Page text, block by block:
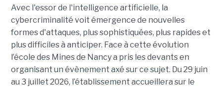
Avec l'essor de l'intelligence artificielle, la
cybercriminalité voit émergence de nouvelles
formes d'attaques, plus sophistiquées, plus rapides et
plus difficiles à anticiper. Face à cette évolution
l’école des Mines de Nancy a pris les devants en
organisant un évènement axé sur ce sujet. Du 29 juin
au 3 juillet 2026, l’établissement accueillera sur le